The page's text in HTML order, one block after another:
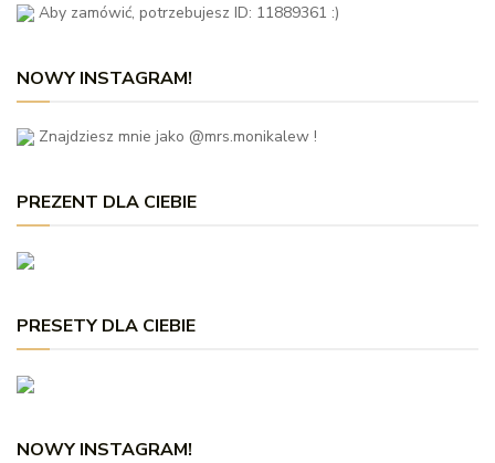
Aby zamówić, potrzebujesz ID: 11889361 :)
NOWY INSTAGRAM!
Znajdziesz mnie jako @mrs.monikalew !
PREZENT DLA CIEBIE
PRESETY DLA CIEBIE
NOWY INSTAGRAM!